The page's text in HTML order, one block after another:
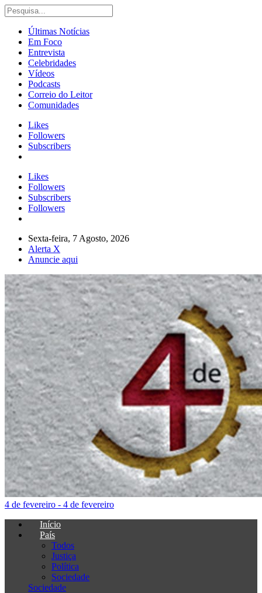
Últimas Notícias
Em Foco
Entrevista
Celebridades
Vídeos
Podcasts
Correio do Leitor
Comunidades
Likes
Followers
Subscribers
Likes
Followers
Subscribers
Followers
Sexta-feira, 7 Agosto, 2026
Alerta X
Anuncie aqui
4 de fevereiro - 4 de fevereiro
Início
País
Todos
Justiça
Política
Sociedade
Sociedade